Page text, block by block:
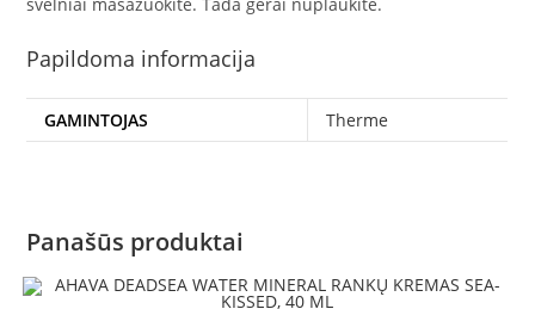
Papildoma informacija
GAMINTOJAS Therme
Panašūs produktai